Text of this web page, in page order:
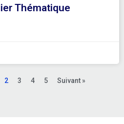
Thématique
2 3 4 5 Suivant »